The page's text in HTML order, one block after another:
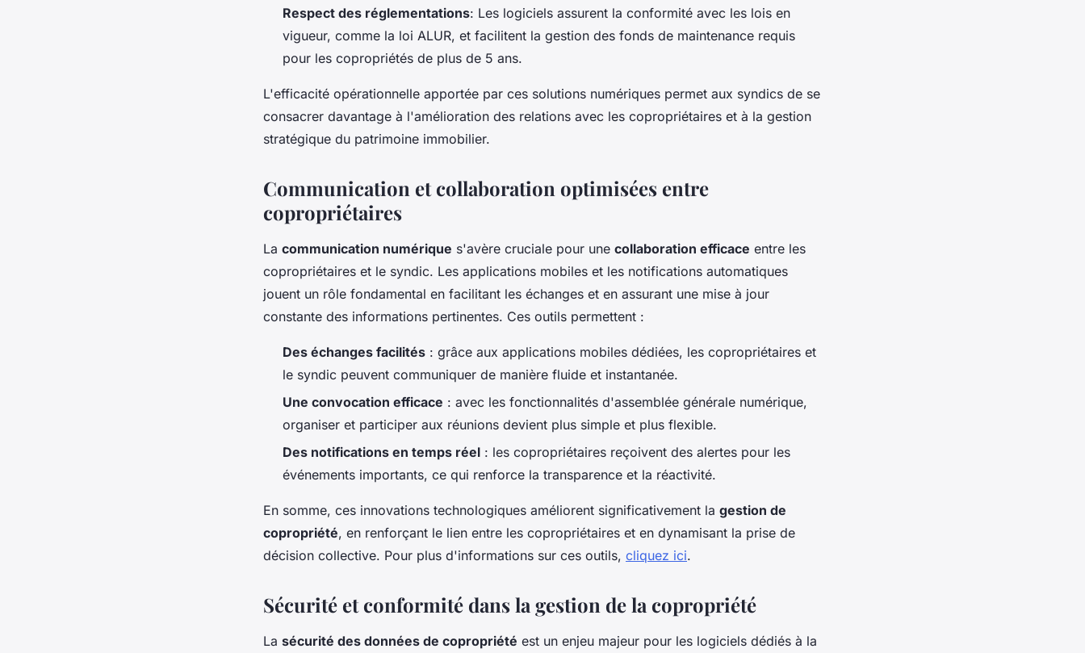
Respect des réglementations: Les logiciels assurent la conformité avec les lois en
vigueur, comme la loi ALUR, et facilitent la gestion des fonds de maintenance requis
pour les copropriétés de plus de 5 ans.
L'efficacité opérationnelle apportée par ces solutions numériques permet aux syndics de se
consacrer davantage à l'amélioration des relations avec les copropriétaires et à la gestion
stratégique du patrimoine immobilier.
Communication et collaboration optimisées entre
copropriétaires
La communication numérique s'avère cruciale pour une collaboration efficace entre les
copropriétaires et le syndic. Les applications mobiles et les notifications automatiques
jouent un rôle fondamental en facilitant les échanges et en assurant une mise à jour
constante des informations pertinentes. Ces outils permettent :
Des échanges facilités : grâce aux applications mobiles dédiées, les copropriétaires et
le syndic peuvent communiquer de manière fluide et instantanée.
Une convocation efficace : avec les fonctionnalités d'assemblée générale numérique,
organiser et participer aux réunions devient plus simple et plus flexible.
Des notifications en temps réel : les copropriétaires reçoivent des alertes pour les
événements importants, ce qui renforce la transparence et la réactivité.
En somme, ces innovations technologiques améliorent significativement la gestion de
copropriété, en renforçant le lien entre les copropriétaires et en dynamisant la prise de
décision collective. Pour plus d'informations sur ces outils, cliquez ici.
Sécurité et conformité dans la gestion de la copropriété
La sécurité des données de copropriété est un enjeu majeur pour les logiciels dédiés à la